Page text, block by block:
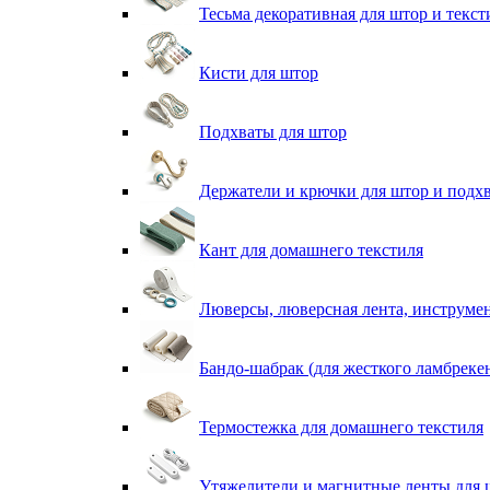
Тесьма декоративная для штор и
Кисти для штор
Подхваты для штор
Держатели и крючки для штор и
Кант для домашнего текстиля
Люверсы, люверсная лента,
Бандо-шабрак (для жесткого
Термостежка для домашнего текстиля
Утяжелители и магнитные ленты для